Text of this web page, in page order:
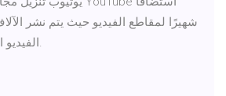
شهيرًا لمقاطع الفيديو حيث يتم نشر
الفيديو الجديدة يوميًا.